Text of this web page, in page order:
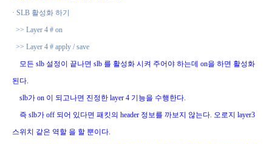
· SLB 활성화 하기
>> Layer 4 # on
>> Layer 4 # apply / save
모든 slb 설정이 끝나면 slb 를 활성화 시켜 주어야 하는데 on을 하면 활성화
된다.
slb가 on 이 되고나면 진정한 layer 4 기능을 수행한다.
즉 slb가 off 되어 있다면 패킷의 header 정보를 까보지 않는다. 오로지 layer3
스위치 같은 역할 을 할 뿐이다.